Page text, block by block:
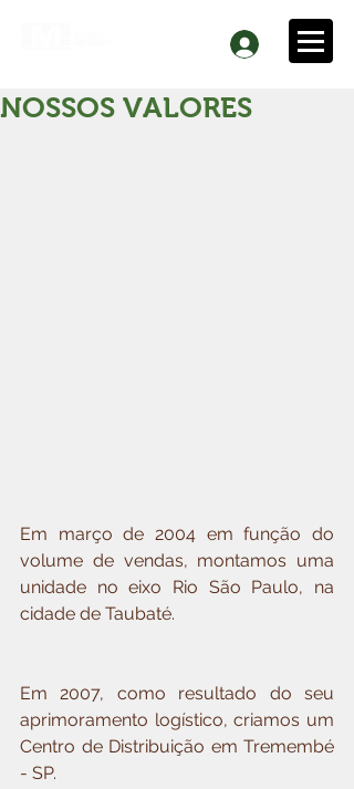
NOSSOS VALORES
Em março de 2004 em função do
volume de vendas, montamos uma
unidade no eixo Rio São Paulo, na
cidade de Taubaté.
Em 2007, como resultado do seu
aprimoramento logístico, criamos um
Centro de Distribuição em Tremembé
- SP.